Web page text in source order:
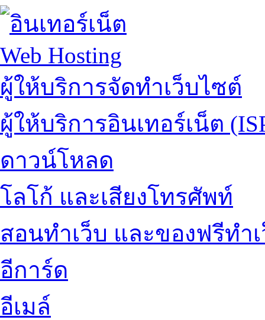
Web Hosting
ผู้ให้บริการจัดทำเว็บไซต์
ผู้ให้บริการอินเทอร์เน็ต
ดาวน์โหลด
โลโก้ และเสียงโทรศัพท์
สอนทำเว็บ และของฟรีทำ
อีการ์ด
อีเมล์